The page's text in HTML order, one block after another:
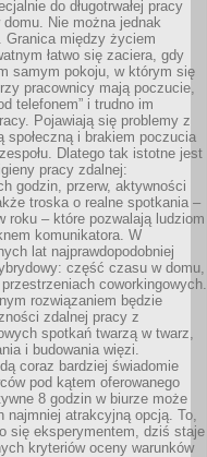
do długotrwałej pracy
Nie można jednak
Granica między życiem
łatwo się zaciera, gdy
samym pokoju, w którym się
pracownicy mają poczucie,
telefonem” i trudno im
Pojawiają się problemy z
społeczną i brakiem poczucia
Dlatego tak istotne jest
pracy zdalnej:
godzin, przerw, aktywności
troska o realne spotkania –
roku – które pozwalają ludziom
komunikatora. W
lat najprawdopodobniej
część czasu w domu,
coworkingowych.
rozwiązaniem będzie
zdalnej pracy z
spotkań twarzą w twarz,
i budowania więzi.
coraz bardziej świadomie
pod kątem oferowanego
8 godzin w biurze może
najmniej atrakcyjną opcją. To,
się eksperymentem, dziś staje
kryteriów oceny warunków